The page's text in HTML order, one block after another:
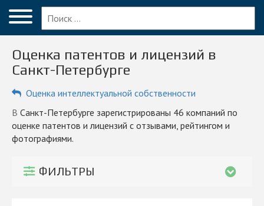
Меню
Главная
Вопрос эксперту
Компании
КОМПАНИЯМ
Оценка патентов и лицензий в
Санкт-Петербурге
Оценка интеллектуальной собственности
в Санкт-Петербурге зарегистрированы 46 компаний по
оценке патентов и лицензий с отзывами, рейтингом и
фотографиями.
ФИЛЬТРЫ